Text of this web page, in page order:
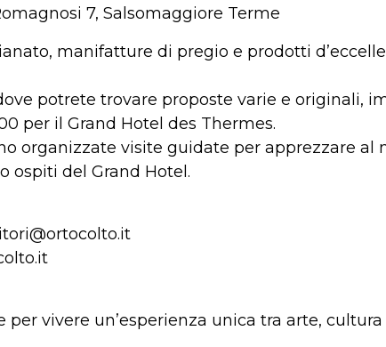
7, Salsomaggiore Terme
manifatture di pregio e prodotti
potrete trovare proposte varie e originali,
per il Grand Hotel des Thermes.
organizzate visite guidate per apprezzare al
ospiti del Grand Hotel.
vivere un’esperienza unica tra arte,